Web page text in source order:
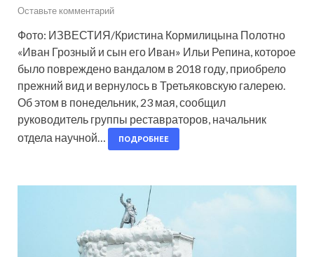
Оставьте комментарий
Фото: ИЗВЕСТИЯ/Кристина Кормилицына Полотно
«Иван Грозный и сын его Иван» Ильи Репина, которое
было повреждено вандалом в 2018 году, приобрело
прежний вид и вернулось в Третьяковскую галерею.
Об этом в понедельник, 23 мая, сообщил
руководитель группы реставраторов, начальник
отдела научной…
ПОДРОБНЕЕ